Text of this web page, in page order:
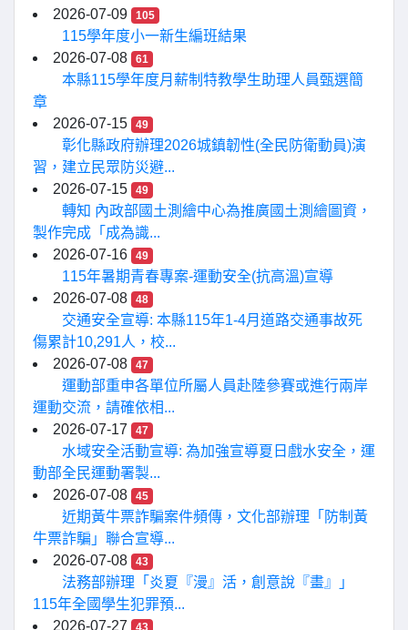
2026-07-09 105
115學年度小一新生編班結果
2026-07-08
61
本縣115學年度月薪制特教學生助理人員甄選簡
章
2026-07-15
49
彰化縣政府辦理2026城鎮韌性(全民防衛動員)演
習，建立民眾防災避...
2026-07-15
49
轉知 內政部國土測繪中心為推廣國土測繪圖資，
製作完成「成為識...
2026-07-16
49
115年暑期青春專案-運動安全(抗高溫)宣導
2026-07-08
48
交通安全宣導: 本縣115年1-4月道路交通事故死
傷累計10,291人，校...
2026-07-08
47
運動部重申各單位所屬人員赴陸參賽或進行兩岸
運動交流，請確依相...
2026-07-17
47
水域安全活動宣導: 為加強宣導夏日戲水安全，運
動部全民運動署製...
2026-07-08
45
近期黃牛票詐騙案件頻傳，文化部辦理「防制黃
牛票詐騙」聯合宣導...
2026-07-08
43
法務部辦理「炎夏『漫』活，創意說『畫』」
115年全國學生犯罪預...
2026-07-27
43